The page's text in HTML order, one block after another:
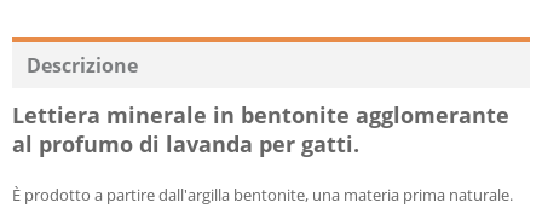
Descrizione
Lettiera minerale in bentonite agglomerante
al profumo di lavanda per gatti.
È prodotto a partire dall'argilla bentonite, una materia prima naturale.